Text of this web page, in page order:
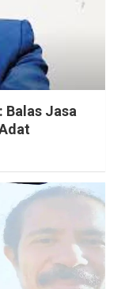
Jasa